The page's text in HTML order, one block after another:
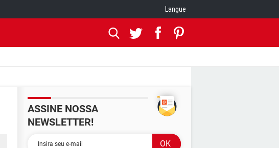
Langue
ASSINE NOSSA
NEWSLETTER!